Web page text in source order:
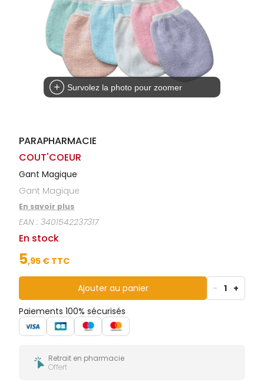
Homme
Solaire
Visage
Survolez la photo pour zoomer
PARAPHARMACIE
COUT'COEUR
Gant Magique
Gant Magique
En savoir plus
EAN :3401542237317
En stock
5,95 € TTC
Ajouter au panier - 1 +
Paiements 100% sécurisés
Retrait en pharmacie
Offert